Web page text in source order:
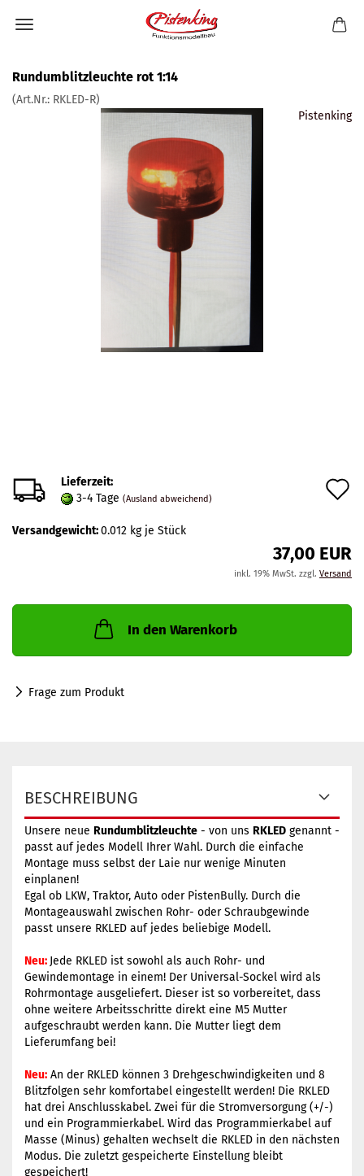
Rundumblitzleuchte rot 1:14
(Art.Nr.: RKLED-R)
Pistenking
Lieferzeit:
3-4 Tage (Ausland abweichend)
Versandgewicht:0.012 kg je Stück
37,00 EUR
inkl. 19% MwSt. zzgl. Versand
In den Warenkorb
Frage zum Produkt
BESCHREIBUNG
Unsere neue Rundumblitzleuchte - von uns RKLED genannt -
passt auf jedes Modell Ihrer Wahl. Durch die einfache
Montage muss selbst der Laie nur wenige Minuten
einplanen!
Egal ob LKW, Traktor, Auto oder PistenBully. Durch die
Montageauswahl zwischen Rohr- oder Schraubgewinde
passt unsere RKLED auf jedes beliebige Modell.
Neu: Jede RKLED ist sowohl als auch Rohr- und
Gewindemontage in einem! Der Universal-Sockel wird als
Rohrmontage ausgeliefert. Dieser ist so vorbereitet, dass
ohne weitere Arbeitsschritte direkt eine M5 Mutter
aufgeschraubt werden kann. Die Mutter liegt dem
Lieferumfang bei!
Neu: An der RKLED können 3 Drehgeschwindigkeiten und 8
Blitzfolgen sehr komfortabel eingestellt werden! Die RKLED
hat drei Anschlusskabel. Zwei für die Stromversorgung (+/-)
und ein Programmierkabel. Wird das Programmierkabel auf
Masse (Minus) gehalten wechselt die RKLED in den nächsten
Modus. Die zuletzt gespeicherte Einstellung bleibt
gespeichert!